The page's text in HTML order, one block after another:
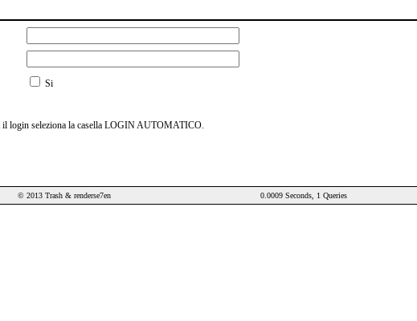
Si
il login seleziona la casella LOGIN AUTOMATICO.
© 2013 Trash & renderse7en 0.0009 Seconds, 1 Queries